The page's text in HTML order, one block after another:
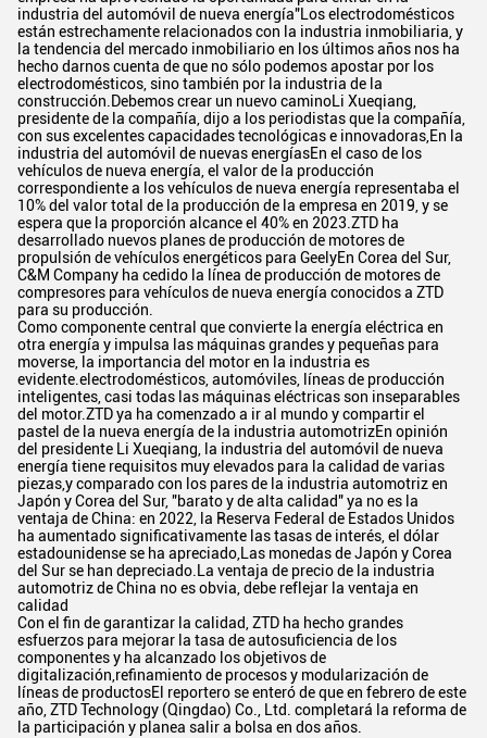
industria del automóvil de nueva energía"Los electrodomésticos
están estrechamente relacionados con la industria inmobiliaria, y
la tendencia del mercado inmobiliario en los últimos años nos ha
hecho darnos cuenta de que no sólo podemos apostar por los
electrodomésticos, sino también por la industria de la
construcción.Debemos crear un nuevo caminoLi Xueqiang,
presidente de la compañía, dijo a los periodistas que la compañía,
con sus excelentes capacidades tecnológicas e innovadoras,En la
industria del automóvil de nuevas energíasEn el caso de los
vehículos de nueva energía, el valor de la producción
correspondiente a los vehículos de nueva energía representaba el
10% del valor total de la producción de la empresa en 2019, y se
espera que la proporción alcance el 40% en 2023.ZTD ha
desarrollado nuevos planes de producción de motores de
propulsión de vehículos energéticos para GeelyEn Corea del Sur,
C&M Company ha cedido la línea de producción de motores de
compresores para vehículos de nueva energía conocidos a ZTD
para su producción.
Como componente central que convierte la energía eléctrica en
otra energía y impulsa las máquinas grandes y pequeñas para
moverse, la importancia del motor en la industria es
evidente.electrodomésticos, automóviles, líneas de producción
inteligentes, casi todas las máquinas eléctricas son inseparables
del motor.ZTD ya ha comenzado a ir al mundo y compartir el
pastel de la nueva energía de la industria automotrizEn opinión
del presidente Li Xueqiang, la industria del automóvil de nueva
energía tiene requisitos muy elevados para la calidad de varias
piezas,y comparado con los pares de la industria automotriz en
Japón y Corea del Sur, "barato y de alta calidad" ya no es la
ventaja de China: en 2022, la Reserva Federal de Estados Unidos
ha aumentado significativamente las tasas de interés, el dólar
estadounidense se ha apreciado,Las monedas de Japón y Corea
del Sur se han depreciado.La ventaja de precio de la industria
automotriz de China no es obvia, debe reflejar la ventaja en
calidad
Con el fin de garantizar la calidad, ZTD ha hecho grandes
esfuerzos para mejorar la tasa de autosuficiencia de los
componentes y ha alcanzado los objetivos de
digitalización,refinamiento de procesos y modularización de
líneas de productosEl reportero se enteró de que en febrero de este
año, ZTD Technology (Qingdao) Co., Ltd. completará la reforma de
la participación y planea salir a bolsa en dos años.